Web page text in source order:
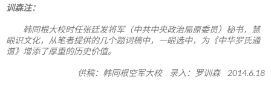
训森注：
韩同根大校时任张廷发将军（中共中央政治局原委员）秘书，慧
眼识文化，从笔者提供的几个题词稿中，一眼选中，为《中华罗氏通
谱》增添了厚重的历史价值。
供稿：韩同根空军大校 录入：罗训森 2014.6.18